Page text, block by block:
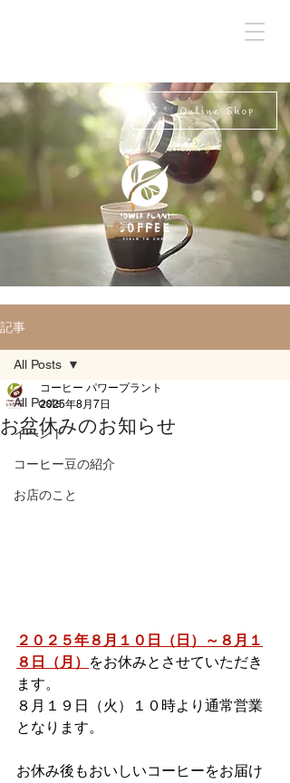
Online Shop
記事
All Posts
イベント
コーヒー豆の紹介
お店のこと
All Posts
お盆休みのお知らせ
コーヒー パワープラント
2025年8月7日
２０２５年８月１０日（日）～８月１
８日（月） をお休みとさせていただき
ます。
８月１９日（火）１０時より通常営業
となります。
お休み後もおいしいコーヒーをお届け